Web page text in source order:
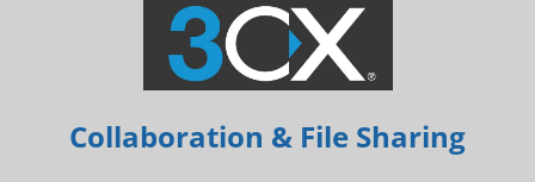
Collaboration & File Sharing